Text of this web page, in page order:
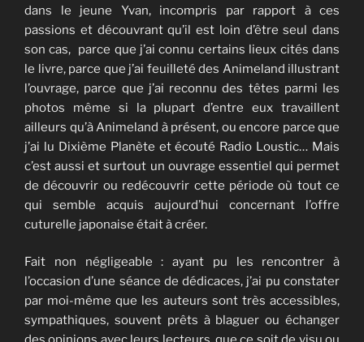
dans le jeune Yvan, incompris par rapport à ces
passions et découvrant qu’il est loin d’être seul dans
son cas, parce que j’ai connu certains lieux cités dans
le livre, parce que j’ai feuilleté des Animeland illustrant
l’ouvrage, parce que j’ai reconnu des têtes parmi les
photos même si la plupart d’entre eux travaillent
ailleurs qu’à Animeland à présent, ou encore parce que
j’ai lu Dixième Planète et écouté Radio Loustic… Mais
c’est aussi et surtout un ouvrage essentiel qui permet
de découvrir ou redécouvrir cette période où tout ce
qui semble acquis aujourd’hui concernant l’offre
cuturelle japonaise était à créer.
Fait non négligeable : ayant pu les rencontrer à
l’occasion d’une séance de dédicaces, j’ai pu constater
par moi-même que les auteurs sont très accessibles,
sympathiques, souvent prêts à blaguer ou échanger